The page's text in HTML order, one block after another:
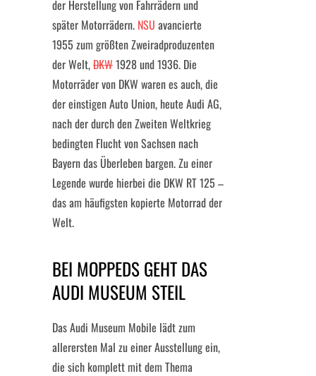
der Herstellung von Fahrrädern und
später Motorrädern. NSU avancierte
1955 zum größten Zweiradproduzenten
der Welt,DKW1928 und 1936. Die
Motorräder von DKW waren es auch, die
der einstigen Auto Union, heute Audi AG,
nach der durch den Zweiten Weltkrieg
bedingten Flucht von Sachsen nach
Bayern das Überleben bargen. Zu einer
Legende wurde hierbei die DKW RT 125 –
das am häufigsten kopierte Motorrad der
Welt.
BEI MOPPEDS GEHT DAS
AUDI MUSEUM STEIL
Das Audi Museum Mobile lädt zum
allerersten Mal zu einer Ausstellung ein,
die sich komplett mit dem Thema